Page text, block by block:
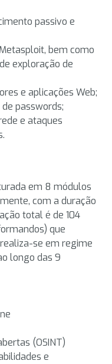
passivo e
bem como
exploração de
e aplicações Web;
passwords;
e ataques
em 8 módulos
com a duração
total é de 104
que
se em regime
longo das 9
(OSINT)
e